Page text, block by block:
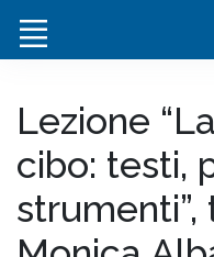
Lezione
cibo: testi,